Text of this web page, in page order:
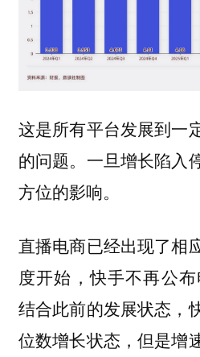
这是所有平台发展到一
的问题。一旦增长陷入
方位的影响。
直播电商已经出现了相
度开始，快手不再公布
结合此前的发展状态，
位数增长状态，但是增